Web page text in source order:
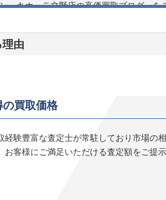
・キホーテ交野店の高価買取ブログ』を
門よろずや 交野店】骨董 錫製 茶壷
（交野市 私部南のお客様）
13日
茶壷 茶道具交野市 私部南のお客様の店頭
ずやMEGAドン・キホーテ交野店の高価
由
の買取価格
経験豊富な査定士が常駐しており市場の
お客様にご満足いただける査定額をご提